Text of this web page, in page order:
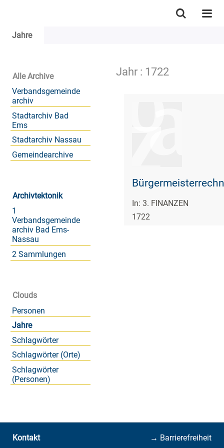
Jahre
Alle Archive
Verbandsgemeinde
archiv
Stadtarchiv Bad
Ems
Stadtarchiv Nassau
Gemeindearchive
Archivtektonik
1
Verbandsgemeinde
archiv Bad Ems-
Nassau
2 Sammlungen
Clouds
Personen
Jahre
Schlagwörter
Schlagwörter (Orte)
Schlagwörter
(Personen)
Jahr : 1722
In: 3. FINANZEN
1722
→ Barrierefreiheit
Kontakt